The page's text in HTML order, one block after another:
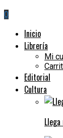
0
Inicio
Librería
Mi
Editorial
Cultura